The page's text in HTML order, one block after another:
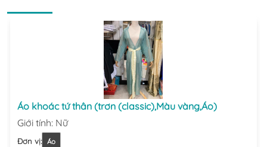
Áo khoác tứ thân (trơn (classic),Màu vàng,Áo)
Giới tính: Nữ
Đơn vị: Áo